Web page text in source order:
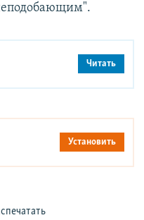
Читать
Установить